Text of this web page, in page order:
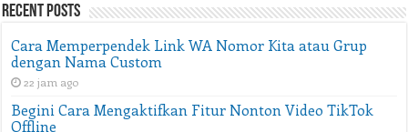
Recent Posts
Cara Memperpendek Link WA Nomor Kita atau Grup
dengan Nama Custom
22 jam ago
Begini Cara Mengaktifkan Fitur Nonton Video TikTok
Offline